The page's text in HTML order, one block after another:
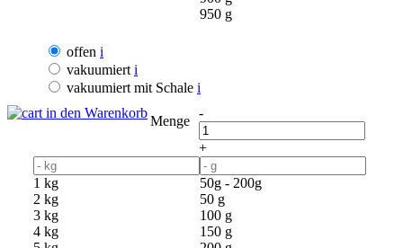
950 g
offen i
vakuumiert i
vakuumiert mit Schale i
-
+
Menge
50g - 200g
50 g
100 g
150 g
1 kg
2 kg
3 kg
4 kg
in den Warenkorb